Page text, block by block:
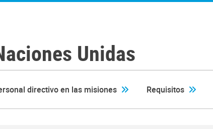
Unidas
directivo en las misiones Requisitos